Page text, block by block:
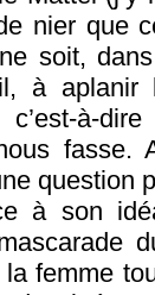
nier que
soit,
à
à-
fasse.
question
à son
la femme